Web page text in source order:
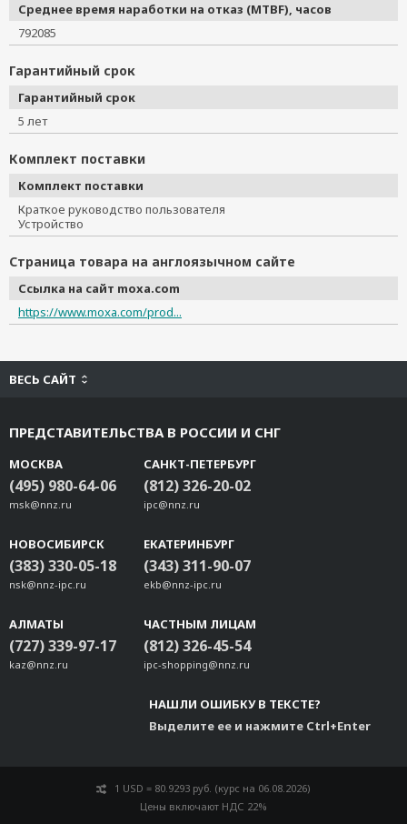
Среднее время наработки на отказ (MTBF), часов
792085
Гарантийный срок
Гарантийный срок
5 лет
Комплект поставки
Комплект поставки
Краткое руководство пользователя
Устройство
Страница товара на англоязычном сайте
Ссылка на сайт moxa.com
https://www.moxa.com/prod...
ВЕСЬ САЙТ
ПРЕДСТАВИТЕЛЬСТВА В РОССИИ И СНГ
МОСКВА
(495) 980-64-06
msk@nnz.ru
САНКТ-ПЕТЕРБУРГ
(812) 326-20-02
ipc@nnz.ru
НОВОСИБИРСК
(383) 330-05-18
nsk@nnz-ipc.ru
ЕКАТЕРИНБУРГ
(343) 311-90-07
ekb@nnz-ipc.ru
АЛМАТЫ
(727) 339-97-17
kaz@nnz.ru
ЧАСТНЫМ ЛИЦАМ
(812) 326-45-54
ipc-shopping@nnz.ru
НАШЛИ ОШИБКУ В ТЕКСТЕ?
Выделите ее и нажмите Ctrl+Enter
1 USD = 80.9293 руб. (курс на 06.08.2026)
Цены включают НДС 22%